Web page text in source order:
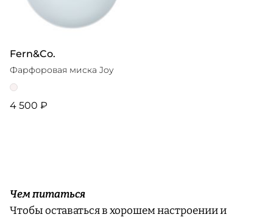
Fern&Co.
Фарфоровая миска Joy
4 500 ₽
Чем питаться
Чтобы оставаться в хорошем настроении и